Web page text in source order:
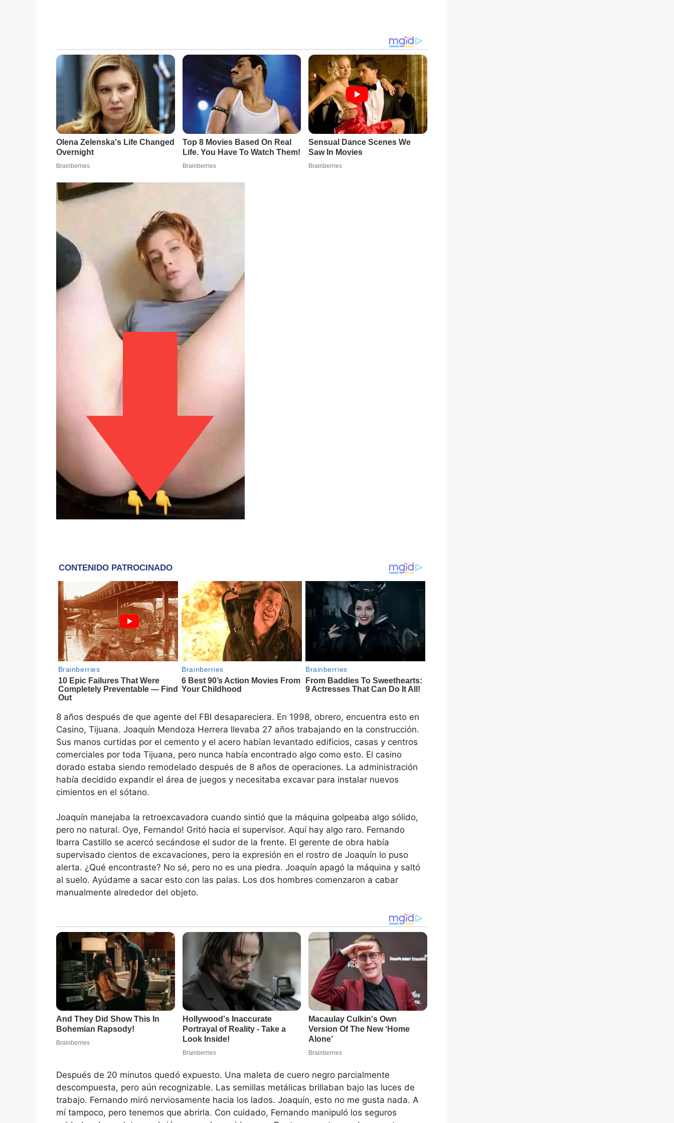
8 años después de que agente del FBI desapareciera. En 1998, obrero, encuentra esto en
Casino, Tijuana. Joaquín Mendoza Herrera llevaba 27 años trabajando en la construcción.
Sus manos curtidas por el cemento y el acero habían levantado edificios, casas y centros
comerciales por toda Tijuana, pero nunca había encontrado algo como esto. El casino
dorado estaba siendo remodelado después de 8 años de operaciones. La administración
había decidido expandir el área de juegos y necesitaba excavar para instalar nuevos
cimientos en el sótano.
Joaquín manejaba la retroexcavadora cuando sintió que la máquina golpeaba algo sólido,
pero no natural. Oye, Fernando! Gritó hacia el supervisor. Aquí hay algo raro. Fernando
Ibarra Castillo se acercó secándose el sudor de la frente. El gerente de obra había
supervisado cientos de excavaciones, pero la expresión en el rostro de Joaquín lo puso
alerta. ¿Qué encontraste? No sé, pero no es una piedra. Joaquín apagó la máquina y saltó
al suelo. Ayúdame a sacar esto con las palas. Los dos hombres comenzaron a cabar
manualmente alrededor del objeto.
Después de 20 minutos quedó expuesto. Una maleta de cuero negro parcialmente
descompuesta, pero aún recognizable. Las semillas metálicas brillaban bajo las luces de
trabajo. Fernando miró nerviosamente hacia los lados. Joaquín, esto no me gusta nada. A
mí tampoco, pero tenemos que abrirla. Con cuidado, Fernando manipuló los seguros